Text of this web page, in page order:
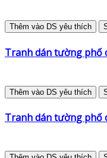
Thêm vào DS yêu thích
Tranh dán tường phố
Thêm vào DS yêu thích
Tranh dán tường phố